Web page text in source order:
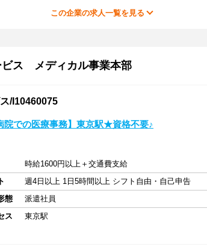
この企業の求人一覧を見る
ビス メディカル事業本部
/I10460075
院での医療事務】東京駅★資格不要♪
時給1600円以上＋交通費支給
週4日以上 1日5時間以上 シフト自由・自己申告
態
派遣社員
ス
東京駅